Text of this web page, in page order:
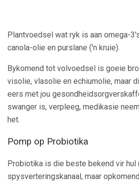
Plantvoedsel wat ryk is aan omega-
canola-olie en purslane ('n kruie).
Bykomend tot volvoedsel is goeie
visolie, vlasolie en echiumolie, maar
eers met jou
swanger is, verpleeg, medikasie
het.
Pomp op Probiotika
Probiotika is die beste bekend vir hul
spysverteringskanaal, maar